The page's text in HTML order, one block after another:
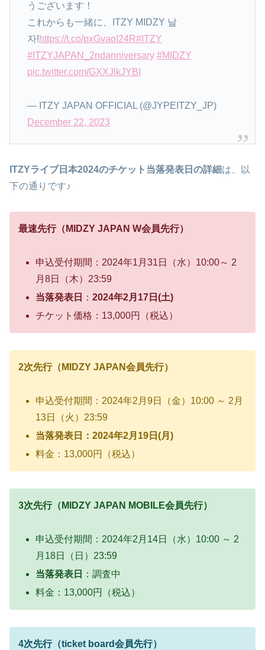
うございます！
これからも一緒に、ITZY MIDZY 날
자!https://t.co/pxGvaoI24R#ITZY
#ITZYJAPAN_2ndanniversary #MIDZY
pic.twitter.com/GXXJlkJYBI
— ITZY JAPAN OFFICIAL (@JYPEITZY_JP)
December 22, 2023
ITZYライブ日本2024のチケット当落発表日の詳細は、以
下の通りです♪
最速先行（MIDZY JAPAN W会員先行）
申込受付期間：2024年1月31日（水）10:00～ 2
月8日（木）23:59
当落発表日
：2024年2月17日(土)
チケット価格：13,000円（税込）
2次先行（MIDZY JAPAN会員先行）
申込受付期間：2024年2月9日（金）10:00 ～ 2月
13日（火）23:59
当落発表日：2024年2月19日(月)
料金：13,000円（税込）
3次先行（MIDZY JAPAN MOBILE会員先行）
申込受付期間：2024年2月14日（水）10:00 ～ 2
月18日（日）23:59
当落発表日
：調査中
料金：13,000円（税込）
4次先行（ticket board会員先行）